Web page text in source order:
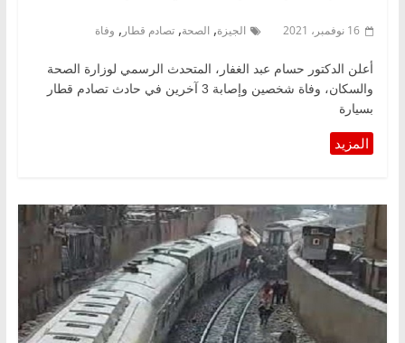
16 نوفمبر، 2021 الجيزة, الصحة, تصادم قطار , وفاة
أعلن الدكتور حسام عبد الغفار، المتحدث الرسمي لوزارة الصحة
والسكان، وفاة شخصين وإصابة 3 آخرين في حادث تصادم قطار
بسيارة